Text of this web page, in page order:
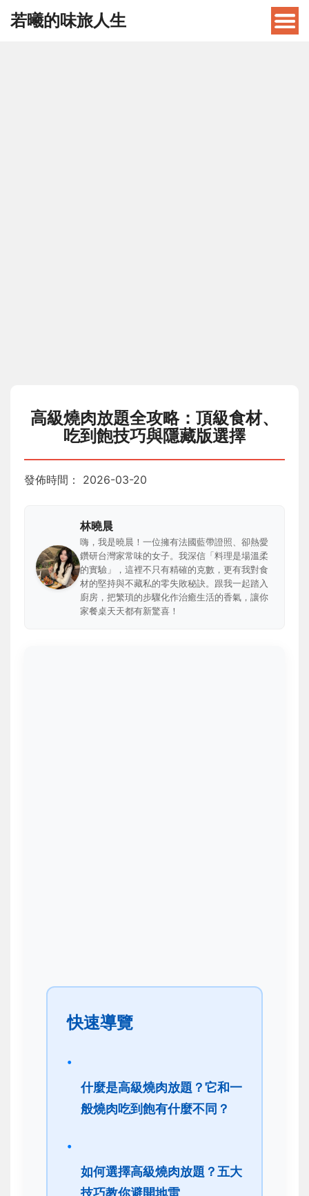
若曦的味旅人生
高級燒肉放題全攻略：頂級食材、
吃到飽技巧與隱藏版選擇
發佈時間： 2026-03-20
林曉晨
嗨，我是曉晨！一位擁有法國藍帶證照、卻熱愛
鑽研台灣家常味的女子。我深信「料理是場溫柔
的實驗」，這裡不只有精確的克數，更有我對食
材的堅持與不藏私的零失敗秘訣。跟我一起踏入
廚房，把繁瑣的步驟化作治癒生活的香氣，讓你
家餐桌天天都有新驚喜！
快速導覽
什麼是高級燒肉放題？它和一
般燒肉吃到飽有什麼不同？
如何選擇高級燒肉放題？五大
技巧教你避開地雷